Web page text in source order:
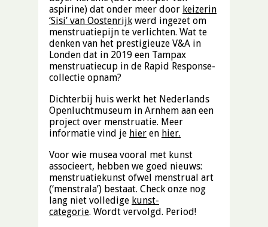
aspirine) dat onder meer door keizerin
‘Sisi’ van Oostenrijk werd ingezet om
menstruatiepijn te verlichten. Wat te
denken van het prestigieuze V&A in
Londen dat in 2019 een Tampax
menstruatiecup in de Rapid Response-
collectie opnam?
Dichterbij huis werkt het Nederlands
Openluchtmuseum in Arnhem aan een
project over menstruatie. Meer
informatie vind je hier en hier.
Voor wie musea vooral met kunst
associeert, hebben we goed nieuws:
menstruatiekunst ofwel menstrual art
(‘menstrala’) bestaat. Check onze nog
lang niet volledige kunst-
categorie. Wordt vervolgd. Period!